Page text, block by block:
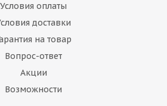
Условия оплаты
доставки
на товар
Вопрос-ответ
Акции
Возможности